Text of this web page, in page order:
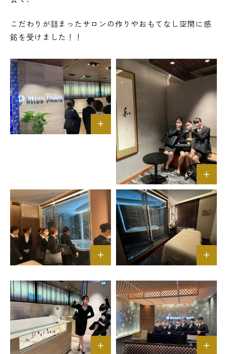
こだわりが詰まったサロンの作りやおもてなし空間に感
銘を受けました！！